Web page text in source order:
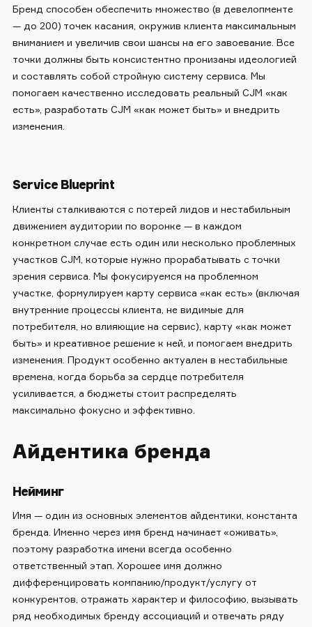
Бренд способен обеспечить множество (в девелопменте
— до 200) точек касания, окружив клиента максимальным
вниманием и увеличив свои шансы на его завоевание. Все
точки должны быть консистентно пронизаны идеологией
и составлять собой стройную систему сервиса. Мы
помогаем качественно исследовать реальный CJM «как
есть», разработать CJM «как может быть» и внедрить
изменения.
Service Blueprint
Клиенты сталкиваются с потерей лидов и нестабильным
движением аудитории по воронке — в каждом
конкретном случае есть один или несколько проблемных
участков CJM, которые нужно прорабатывать с точки
зрения сервиса. Мы фокусируемся на проблемном
участке, формулируем карту сервиса «как есть» (включая
внутренние процессы клиента, не видимые для
потребителя, но влияющие на сервис), карту «как может
быть» и креативное решение к ней, и помогаем внедрить
изменения. Продукт особенно актуален в нестабильные
времена, когда борьба за сердце потребителя
усиливается, а бюджеты стоит распределять
максимально фокусно и эффективно.
Айдентика бренда
Нейминг
Имя — один из основных элементов айдентики, константа
бренда. Именно через имя бренд начинает «оживать»,
поэтому разработка имени всегда особенно
ответственный этап. Хорошее имя должно
дифференцировать компанию/продукт/услугу от
конкурентов, отражать характер и философию, вызывать
ряд необходимых бренду ассоциаций и отвечать ряду